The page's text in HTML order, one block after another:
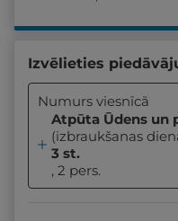
Izvēlieties
Numurs viesnīcā
(izbraukšanas
3 st.
, 2 pers.